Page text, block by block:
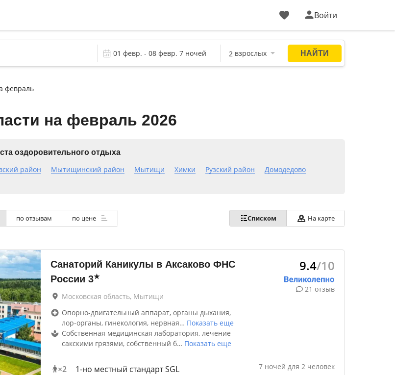
Войти
февраль
на февраль 2026
оздоровительного отдыха
район Мытищинский район Мытищи Химки Рузский район
Домодедово
по отзывам по цене Списком На карте
Санаторий Каникулы в Аксаково ФНС
России 3★
Московская область, Мытищи
Опорно-двигательный аппарат, органы дыхания,
лор-органы, гинекология, нервная… Показать еще
Собственная медицинская лаборатория, лечение
сакскими грязями, собственный б… Показать еще
×2
1-но местный стандарт SGL
9.4/10
21 отзыв
7 ночей для 2 человек